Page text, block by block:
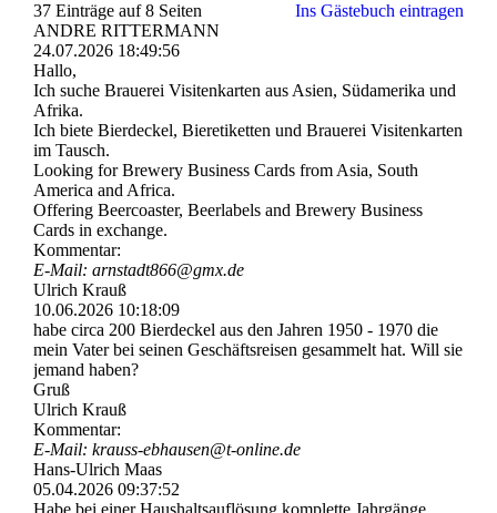
37 Einträge auf 8 Seiten
Ins Gästebuch eintragen
ANDRE RITTERMANN
24.07.2026 18:49:56
Hallo,
Ich suche Brauerei Visitenkarten aus Asien, Südamerika und
Afrika.
Ich biete Bierdeckel, Bieretiketten und Brauerei Visitenkarten
im Tausch.
Looking for Brewery Business Cards from Asia, South
America and Africa.
Offering Beercoaster, Beerlabels and Brewery Business
Cards in exchange.
Kommentar:
E-Mail: arnstadt866@gmx.de
Ulrich Krauß
10.06.2026 10:18:09
habe circa 200 Bierdeckel aus den Jahren 1950 - 1970 die
mein Vater bei seinen Geschäftsreisen gesammelt hat. Will sie
jemand haben?
Gruß
Ulrich Krauß
Kommentar:
E-Mail: krauss-­ebhausen@­t-­online.­de
Hans-Ulrich Maas
05.04.2026 09:37:52